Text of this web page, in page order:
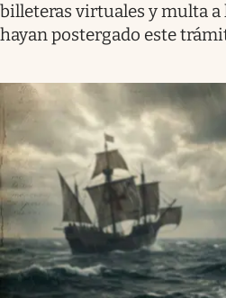
billeteras virtuales y multa a
hayan postergado este